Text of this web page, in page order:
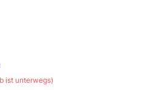
ist unterwegs)